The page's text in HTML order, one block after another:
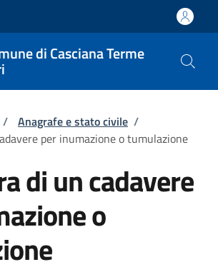
di Casciana Terme
pane
/ Anagrafe e stato civile /
per inumazione o tumulazione
di un cadavere
o